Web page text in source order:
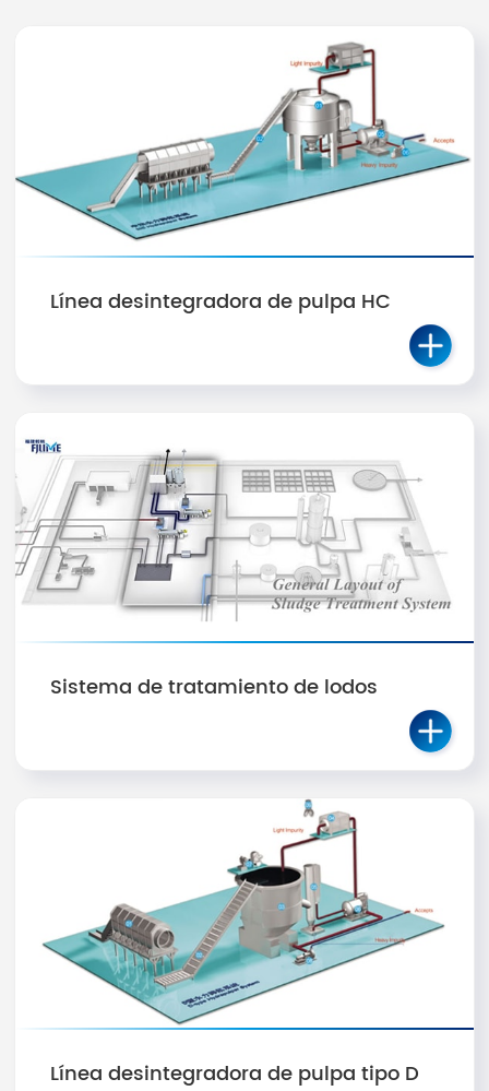
Línea desintegradora de pulpa HC
Sistema de tratamiento de lodos
Línea desintegradora de pulpa tipo D